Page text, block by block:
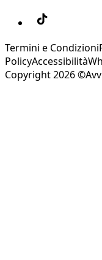
Termini e Condizioni
PolicyAccessibilità
Copyright 2026